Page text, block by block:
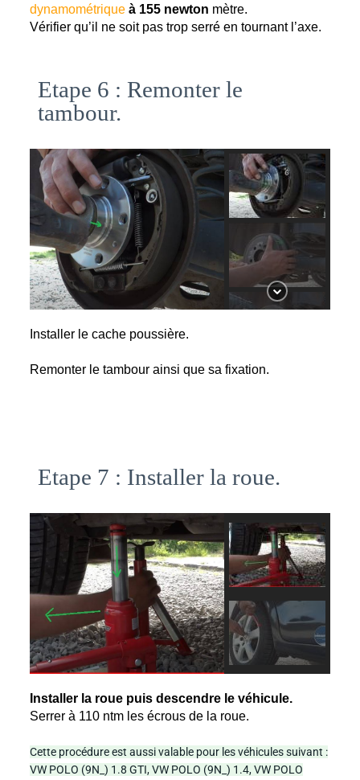
dynamométrique à 155 newton mètre.
Vérifier qu’il ne soit pas trop serré en tournant l’axe.
Etape 6 : Remonter le
tambour.
Installer le cache poussière.
Remonter le tambour ainsi que sa fixation.
Etape 7 : Installer la roue.
Installer la roue puis descendre le véhicule.
Serrer à 110 ntm les écrous de la roue.
Cette procédure est aussi valable pour les véhicules suivant :
VW POLO (9N_) 1.8 GTI,VW POLO (9N_) 1.4,VW POLO